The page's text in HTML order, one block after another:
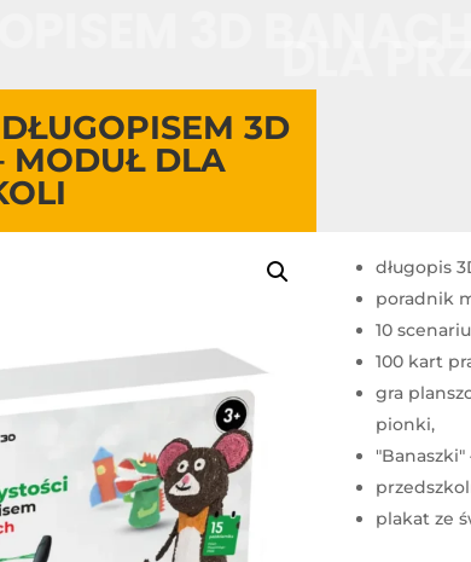
3D
MODUŁ DLA
długopis
poradnik
10
100 kart
gra
pionki,
plakat ze